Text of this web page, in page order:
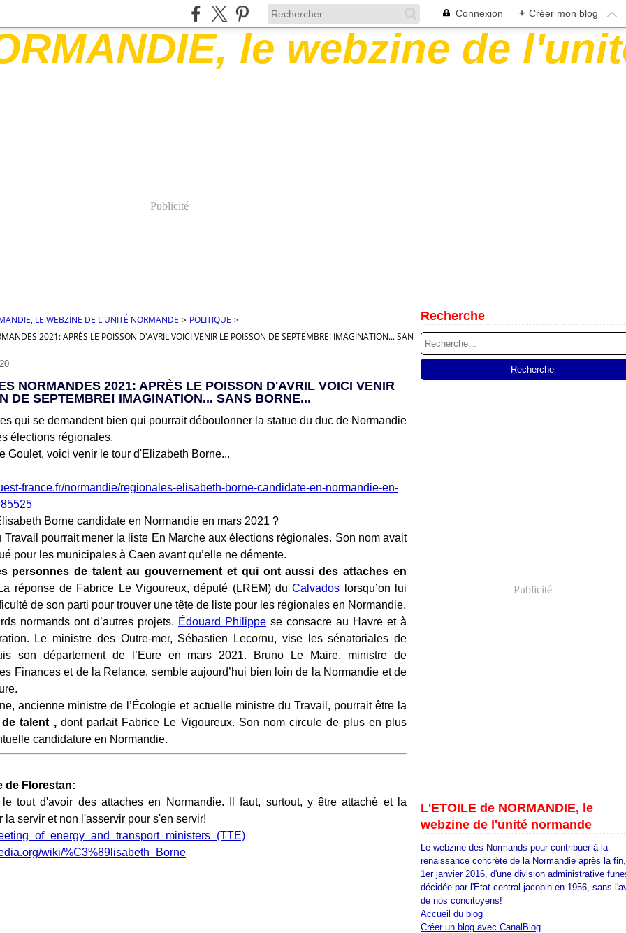
Connexion + Créer mon blog
Publicité
LE WEBZINE DE L'UNITÉ NORMANDE > POLITIQUE >
2021: APRÈS LE POISSON D'AVRIL VOICI VENIR LE POISSON DE SEPTEMBRE! IMAGINATION... SANS BORNE...
NORMANDES 2021: APRÈS LE POISSON D'AVRIL VOICI VENIR
DE SEPTEMBRE! IMAGINATION... SANS BORNE...
qui se demandent bien qui pourrait déboulonner la statue du duc de Normandie
élections régionales.
Goulet, voici venir le tour d'Elizabeth Borne...
france.fr/normandie/regionales-elisabeth-borne-candidate-en-normandie-en-
Borne candidate en Normandie en mars 2021 ?
Travail pourrait mener la liste En Marche aux élections régionales. Son nom avait
pour les municipales à Caen avant qu’elle ne démente.
personnes de talent au gouvernement et qui ont aussi des attaches en
réponse de Fabrice Le Vigoureux, député (LREM) duCalvados
lorsqu’on lui
de son parti pour trouver une tête de liste pour les régionales en Normandie.
normands ont d’autres projets. Édouard Philippe se consacre au Havre et à
Le ministre des Outre-mer, Sébastien Lecornu, vise les sénatoriales de
son département de l’Eure en mars 2021. Bruno Le Maire, ministre de
Finances et de la Relance, semble aujourd’hui bien loin de la Normandie et de
ancienne ministre de l’Écologie et actuelle ministre du Travail, pourrait être la
talent ,dont parlait Fabrice Le Vigoureux. Son nom circule de plus en plus
candidature en Normandie.
de Florestan:
tout d'avoir des attaches en Normandie. Il faut, surtout, y être attaché et la
la servir et non l'asservir pour s'en servir!
wiki/%C3%89lisabeth_Borne
Recherche
Publicité
L'ETOILE de NORMANDIE, le
webzine de l'unité normande
Le webzine des Normands pour contribuer à la
renaissance concrète de la Normandie après la
1er janvier 2016, d'une division administrative
décidée par l'Etat central jacobin en 1956, sans
de nos concitoyens!
Accueil du blog
Créer un blog avec CanalBlog